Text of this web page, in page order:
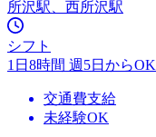
所沢駅、西所沢駅
シフト
1日8時間 週5日からOK
交通費支給
未経験OK